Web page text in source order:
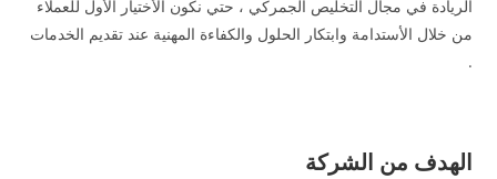
الريادة في مجال التخليص الجمركي ، حتي نكون الأختيار الأول للعملاء
من خلال الأستدامة وابتكار الحلول والكفاءة المهنية عند تقديم الخدمات
.
الهدف من الشركة